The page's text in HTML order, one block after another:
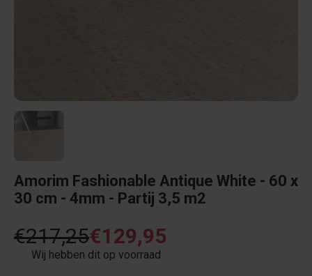
Amorim Fashionable Antique White - 60 x
30 cm - 4mm - Partij 3,5 m2
€217,25€129,95
Wij hebben dit op voorraad